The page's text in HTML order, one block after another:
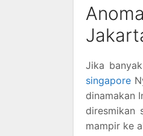
Jika
singapore
dinamakan
diresmikan
mampir ke